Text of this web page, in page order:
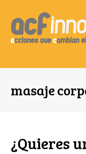
masaje
¿Quieres